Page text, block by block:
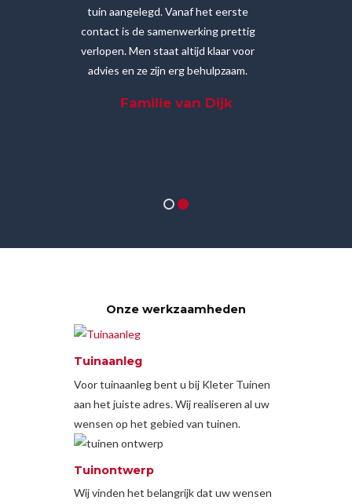
tuin aangelegd. Vanaf het eerste
contact is de samenwerking prettig
verlopen. Men staat altijd klaar voor
advies en ze zijn erg behulpzaam.
Familie van Dijk
Onze werkzaamheden
Tuinaanleg
Voor tuinaanleg bent u bij Kleter Tuinen
aan het juiste adres. Wij realiseren al uw
wensen op het gebied van tuinen.
Tuinontwerp
Wij vinden het belangrijk dat uw wensen